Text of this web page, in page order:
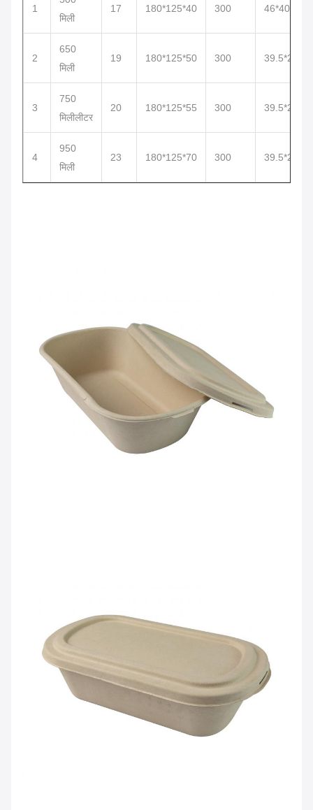
1
मिली
17 180*125*40 300 46*40*20
2
650
मिली
19 180*125*50 300 39.5*27*38
3
750
मिलीलीटर
20 180*125*55 300 39.5*27*38
4
950
मिली
23 180*125*70 300 39.5*27*38